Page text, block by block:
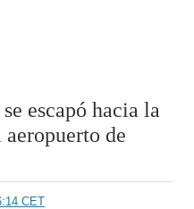
escapó hacia la
de
CET